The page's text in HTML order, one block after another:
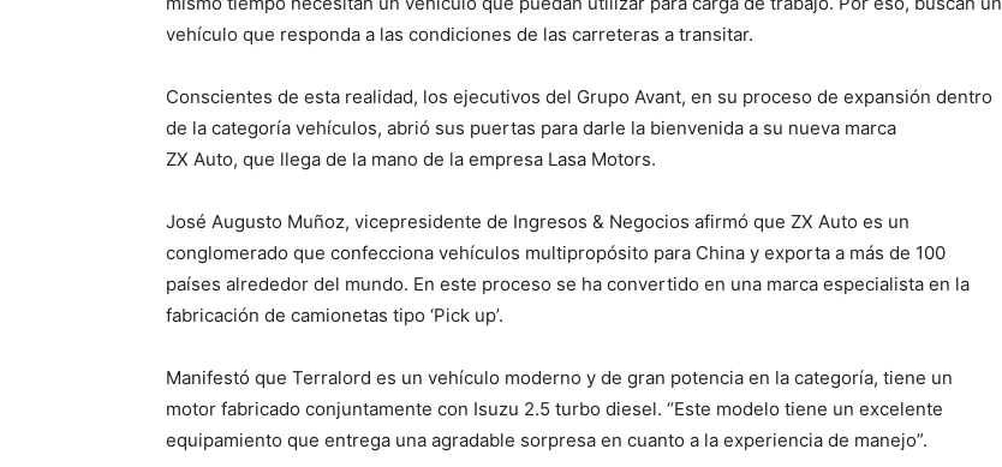
vehículo que responda a las condiciones de las carreteras a transitar.
Conscientes de esta realidad, los ejecutivos del Grupo Avant, en su proceso de expansión dentro
de la categoría vehículos, abrió sus puertas para darle la bienvenida a su nueva marca
ZX Auto, que llega de la mano de la empresa Lasa Motors.
José Augusto Muñoz, vicepresidente de Ingresos & Negocios afirmó que ZX Auto es un
conglomerado que confecciona vehículos multipropósito para China y exporta a más de 100
países alrededor del mundo. En este proceso se ha convertido en una marca especialista en la
fabricación de camionetas tipo ‘Pick up’.
Manifestó que Terralord es un vehículo moderno y de gran potencia en la categoría, tiene un
motor fabricado conjuntamente con Isuzu 2.5 turbo diesel. “Este modelo tiene un excelente
equipamiento que entrega una agradable sorpresa en cuanto a la experiencia de manejo”.